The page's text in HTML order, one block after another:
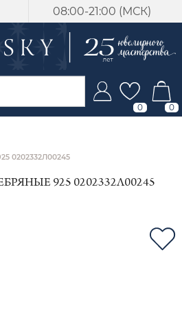
08:00-21:00 (МСК)
0 0
0202332Л00245
925 0202332Л00245
дней с